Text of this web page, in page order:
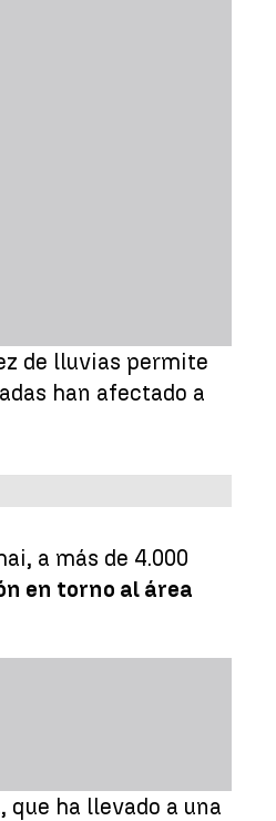
de lluvias permite
han afectado a
a más de 4.000
en torno al área
, que ha llevado a una